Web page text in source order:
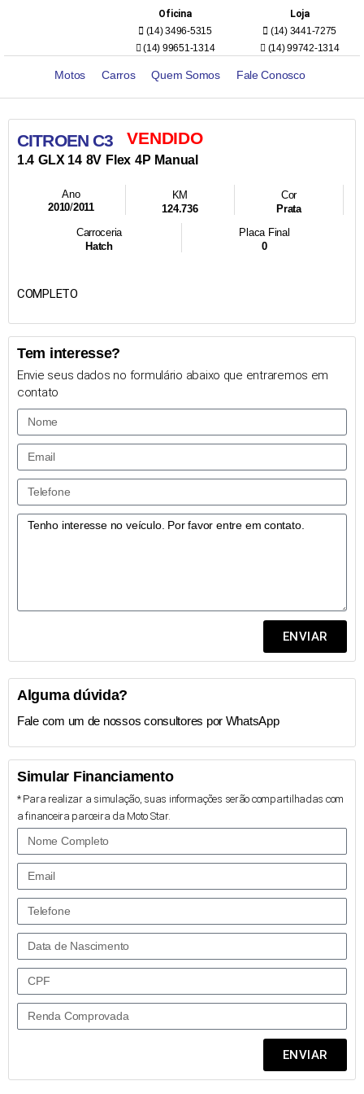
Oficina
(14) 3496-5315
(14) 99651-1314
Loja
(14) 3441-7275
(14) 99742-1314
Motos Carros Quem Somos Fale Conosco
CITROEN C3 VENDIDO
1.4 GLX 14 8V Flex 4P Manual
Ano
2010/2011
KM
124.736
Cor
Prata
Carroceria
Hatch
Placa Final
0
COMPLETO
Tem interesse?
Envie seus dados no formulário abaixo que entraremos em
contato
ENVIAR
Simular Financiamento
* Para realizar a simulação, suas informações serão compartilhadas com
a financeira parceira da Moto Star.
ENVIAR
Alguma dúvida?
Fale com um de nossos consultores por WhatsApp